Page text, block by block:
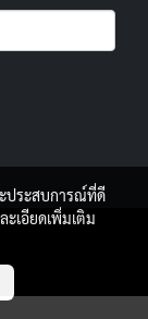
ประสบการณ์ที่ดี
ะเอียดเพิ่มเติม